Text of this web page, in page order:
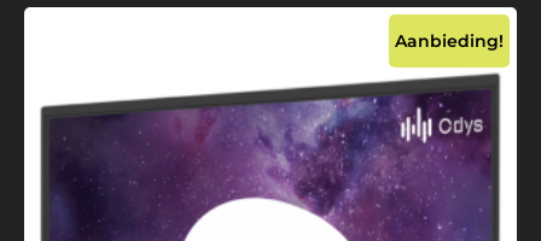
Aanbieding!